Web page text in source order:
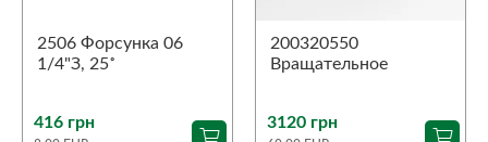
2506 Форсунка 06
1/4"З, 25˚
416 грн
200320550
Вращательное
3120 грн